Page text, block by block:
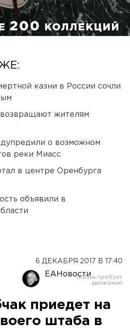
казни в России сочли
жителям
о возможном
реки Миасс
в центре Оренбурга
объявили в
6 ДЕКАБРЯ 2017 В 17:40
ЕАНовости
приедет на
штаба в